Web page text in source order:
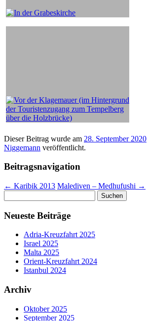
Dieser Beitrag wurde am 28. September 2020
Niggemann veröffentlicht.
Beitragsnavigation
← Karibik 2013 Malediven – Medhufushi →
nach:
Neueste Beiträge
Adria-Kreuzfahrt 2025
Israel 2025
Malta 2025
Orient-Kreuzfahrt 2024
Istanbul 2024
Archiv
Oktober 2025
September 2025